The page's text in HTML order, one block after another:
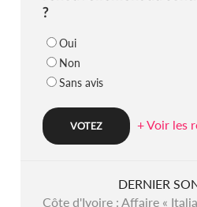
?
Oui
Non
Sans avis
+ Voir les
DERNIER
Côte d'Ivoire : Affaire «